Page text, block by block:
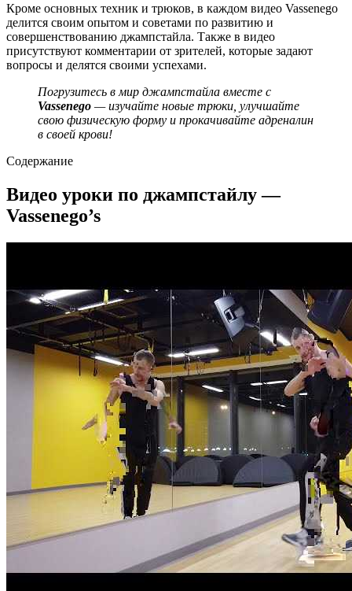
Кроме основных техник и трюков, в каждом видео Vassenego
делится своим опытом и советами по развитию и
совершенствованию джампстайла. Также в видео
присутствуют комментарии от зрителей, которые задают
вопросы и делятся своими успехами.
Погрузитесь в мир джампстайла вместе с
Vassenego — изучайте новые трюки, улучшайте
свою физическую форму и прокачивайте адреналин
в своей крови!
Содержание
Видео уроки по джампстайлу —
Vassenego’s